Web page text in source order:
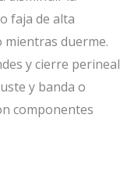
faja de alta
duerme.
y cierre perineal
y banda o
componentes